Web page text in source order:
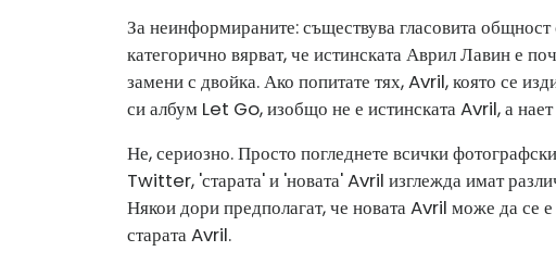
За неинформираните: съществува гласовита
категорично вярват, че истинската Аврил Лавин е
замени с двойка. Ако попитате тях, Avril, която се
си албум Let Go, изобщо не е истинската Avril, а
Не, сериозно. Просто погледнете всички
Twitter, 'старата' и 'новата' Avril изглежда имат
Някои дори предполагат, че новата Avril може да се
старата Avril.